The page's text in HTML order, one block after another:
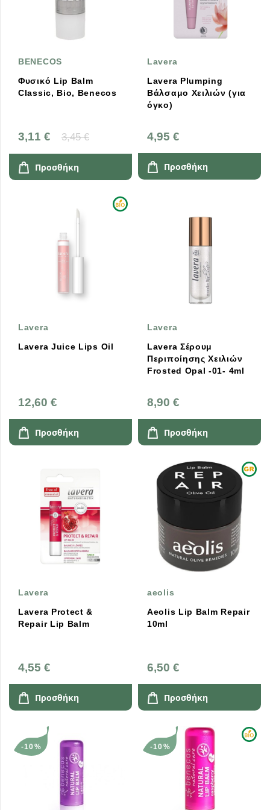
BENECOS
Φυσικό Lip Balm
Classic, Bio, Benecos
3,11 € 3,45 €
Προσθήκη
Lavera
Lavera Plumping
Βάλσαμο Χειλιών (για
όγκο)
4,95 €
Προσθήκη
Lavera
Lavera Juice Lips Oil
12,60 €
Προσθήκη
Lavera
Lavera Σέρουμ
Περιποίησης Χειλιών
Frosted Opal -01- 4ml
8,90 €
Προσθήκη
Lavera
Lavera Protect &
Repair Lip Balm
4,55 €
Προσθήκη
aeolis
Aeolis Lip Balm Repair
10ml
6,50 €
Προσθήκη
-10% -10%